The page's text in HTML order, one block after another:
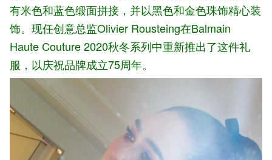
有米色和蓝色缎面拼接，并以黑色和金色珠饰精心装
饰。现任创意总监Olivier Rousteing在Balmain
Haute Couture 2020秋冬系列中重新推出了这件礼
服，以庆祝品牌成立75周年。